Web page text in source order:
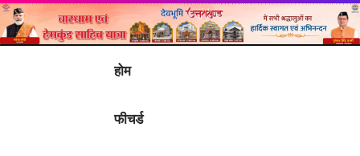
होम
फीचर्ड